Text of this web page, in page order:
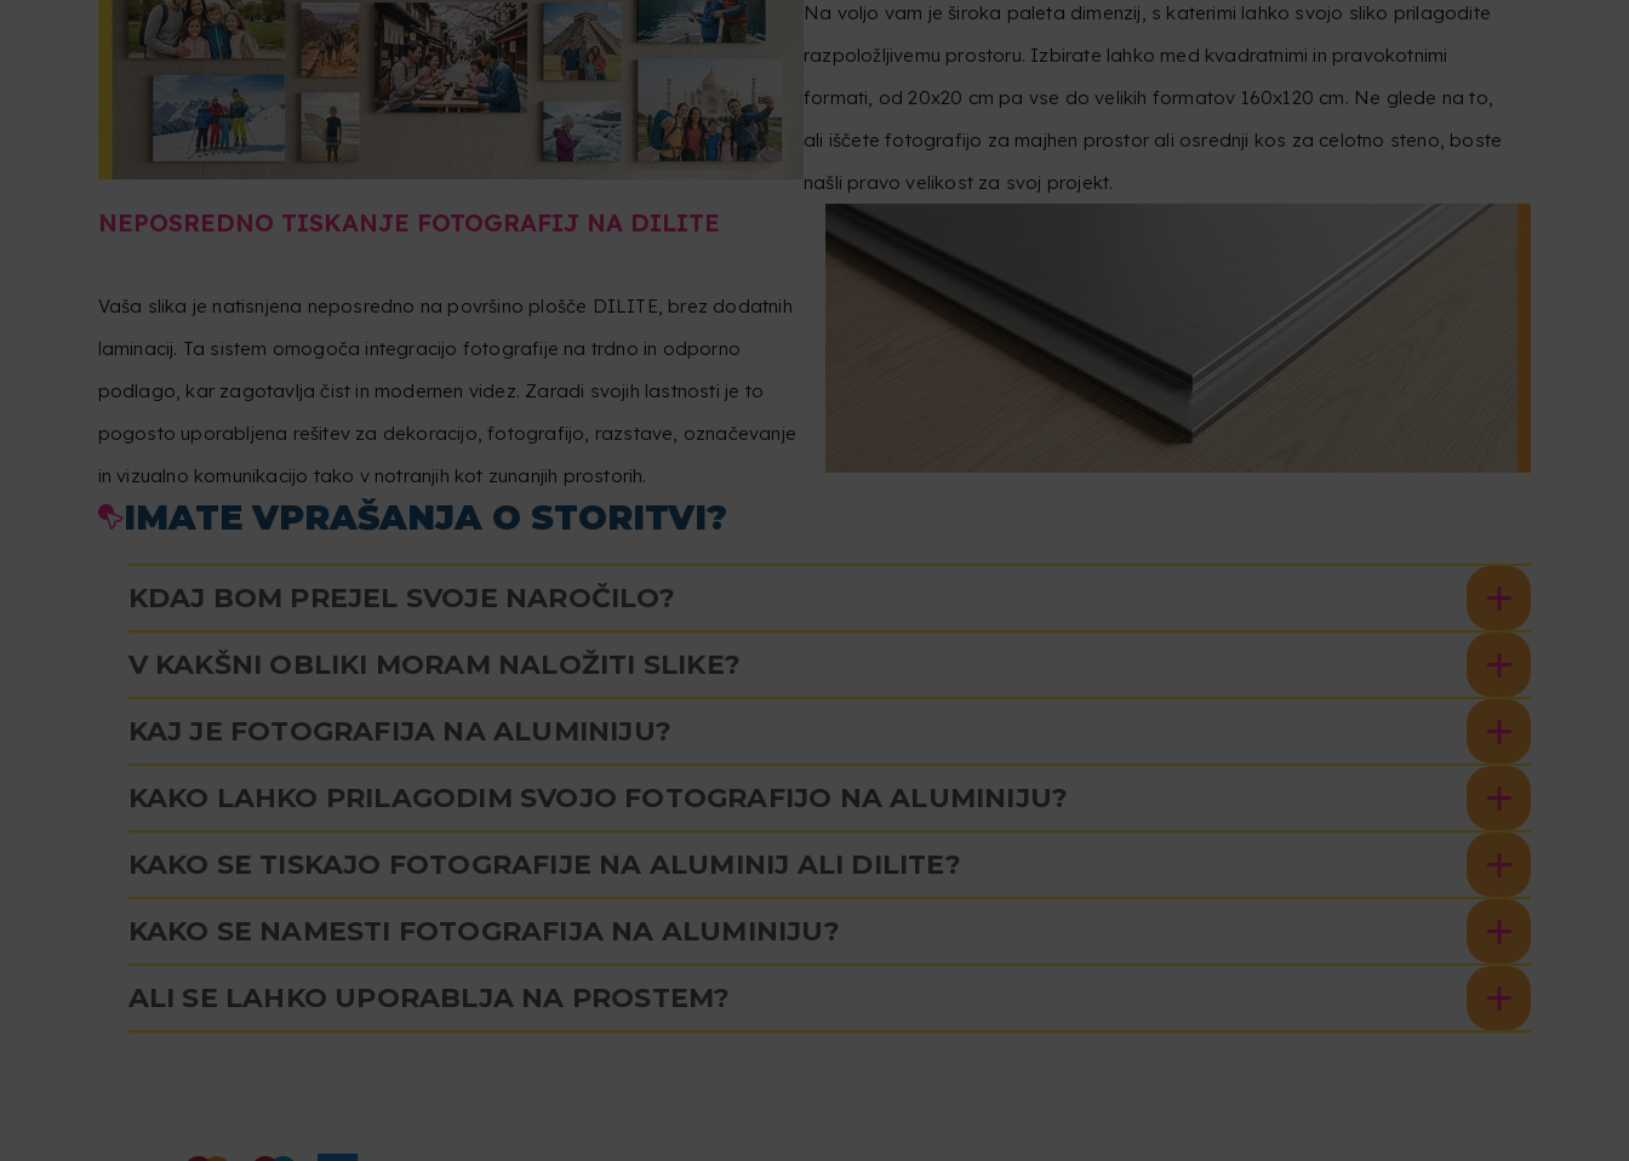
Na voljo vam je široka paleta dimenzij, s katerimi lahko svojo sliko prilagodite
razpoložljivemu prostoru. Izbirate lahko med kvadratnimi in pravokotnimi
formati, od 20x20 cm pa vse do velikih formatov 160x120 cm. Ne glede na to,
ali iščete fotografijo za majhen prostor ali osrednji kos za celotno steno, boste
našli pravo velikost za svoj projekt.
NEPOSREDNO TISKANJE FOTOGRAFIJ NA DILITE
Vaša slika je natisnjena neposredno na površino plošče DILITE, brez dodatnih
laminacij. Ta sistem omogoča integracijo fotografije na trdno in odporno
podlago, kar zagotavlja čist in modernen videz. Zaradi svojih lastnosti je to
pogosto uporabljena rešitev za dekoracijo, fotografijo, razstave, označevanje
in vizualno komunikacijo tako v notranjih kot zunanjih prostorih.
IMATE VPRAŠANJA O STORITVI?
KDAJ BOM PREJEL SVOJE NAROČILO?
V KAKŠNI OBLIKI MORAM NALOŽITI SLIKE?
KAJ JE FOTOGRAFIJA NA ALUMINIJU?
KAKO LAHKO PRILAGODIM SVOJO FOTOGRAFIJO NA ALUMINIJU?
KAKO SE TISKAJO FOTOGRAFIJE NA ALUMINIJ ALI DILITE?
KAKO SE NAMESTI FOTOGRAFIJA NA ALUMINIJU?
ALI SE LAHKO UPORABLJA NA PROSTEM?